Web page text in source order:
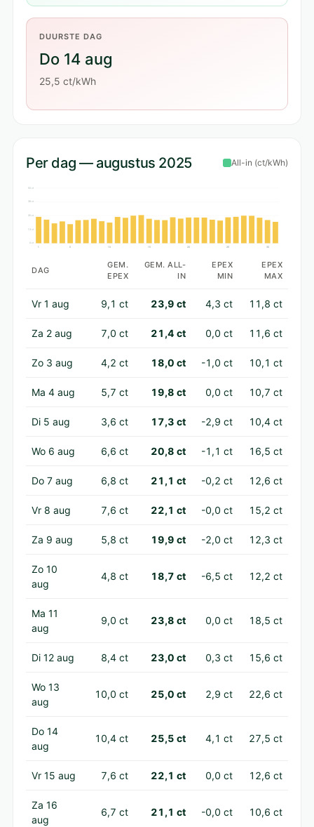
DUURSTE DAG
Do 14 aug
25,5 ct/kWh
Per dag — augustus 2025 All-in (ct/kWh)
50 ct
38 ct
25 ct
13 ct
0 ct
20 25 30
DAG
GEM.
EPEX
GEM. ALL-
IN
EPEX
MIN
EPEX
MAX
Vr 1 aug 9,1 ct 23,9 ct 4,3 ct 11,8 ct
Za 2 aug 7,0 ct 21,4 ct 0,0 ct 11,6 ct
Zo 3 aug 4,2 ct 18,0 ct -1,0 ct 10,1 ct
Ma 4 aug 5,7 ct 19,8 ct 0,0 ct 10,7 ct
Di 5 aug 3,6 ct 17,3 ct -2,9 ct 10,4 ct
Wo 6 aug 6,6 ct 20,8 ct -1,1 ct 16,5 ct
Do 7 aug 6,8 ct 21,1 ct -0,2 ct 12,6 ct
Vr 8 aug 7,6 ct 22,1 ct -0,0 ct 15,2 ct
Za 9 aug 5,8 ct 19,9 ct -2,0 ct 12,3 ct
Zo 10
aug
4,8 ct 18,7 ct -6,5 ct 12,2 ct
Ma 11
aug
9,0 ct 23,8 ct 0,0 ct 18,5 ct
Di 12 aug 8,4 ct 23,0 ct 0,3 ct 15,6 ct
Wo 13
aug
10,0 ct 25,0 ct 2,9 ct 22,6 ct
Do 14
aug
10,4 ct 25,5 ct 4,1 ct 27,5 ct
Vr 15 aug 7,6 ct 22,1 ct 0,0 ct 12,6 ct
Za 16
aug
6,7 ct 21,1 ct -0,0 ct 10,6 ct